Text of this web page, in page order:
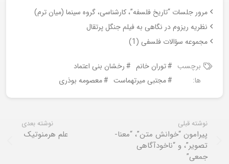
مرور جلسات “تاریخ فلسفه”، کارشناسی، گروه سینما (میان ترم)
نظریه ریزوم در نگاهی به فیلم جنگل پرتقال
مجموعه سؤالات فلسفی (1)
برچسب
ها:
توران خانم
رخشان بنی اعتماد
مجتبی میرتهماست
معصومه بوذری
نوشته قبلی
پیرامون “خوانش متن”، “معنا-
تصویر”، و “ناخودآگاهی
جمعی”
نوشته بعدی
علم هرمنوتیک